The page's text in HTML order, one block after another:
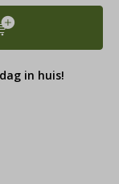
in huis!